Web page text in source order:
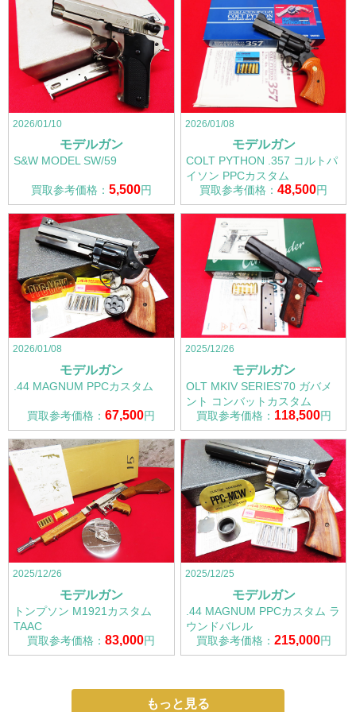
2026/01/10
モデルガン
S&W MODEL SW/59
買取参考価格： 5,500円
2026/01/08
モデルガン
COLT PYTHON .357 コルトパ
イソン PPCカスタム
買取参考価格：48,500円
2026/01/08
モデルガン
.44 MAGNUM PPCカスタム
買取参考価格：67,500円
2025/12/26
モデルガン
OLT MKIV SERIES'70 ガバメ
ント コンバットカスタム
買取参考価格： 118,500円
2025/12/26
モデルガン
トンプソン M1921カスタム
TAAC
買取参考価格：83,000円
2025/12/25
モデルガン
.44 MAGNUM PPCカスタム ラ
ウンドバレル
買取参考価格： 215,000円
もっと見る